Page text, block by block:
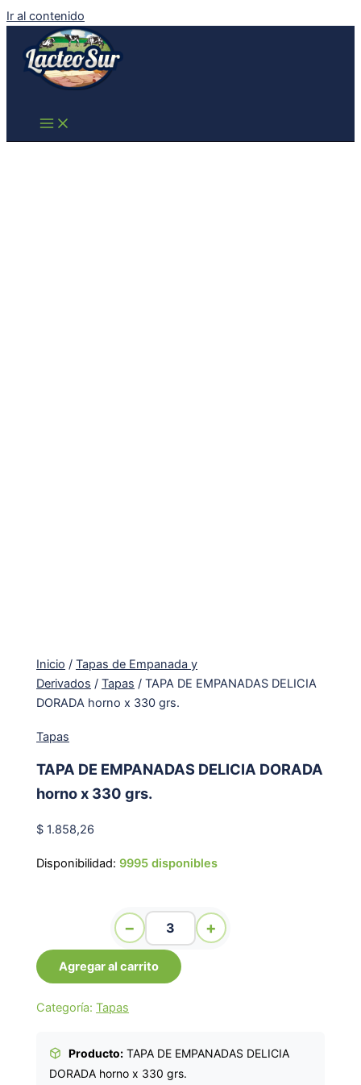
Ir al contenido
Inicio /Tapas de Empanada y
Derivados /Tapas / TAPA DE EMPANADAS DELICIA
DORADA horno x 330 grs.
Tapas
TAPA DE EMPANADAS DELICIA DORADA
horno x 330 grs.
$ 1.858,26
Disponibilidad: 9995 disponibles
− +
Agregar al carrito
Categoría:Tapas
Producto: TAPA DE EMPANADAS DELICIA
DORADA horno x 330 grs.